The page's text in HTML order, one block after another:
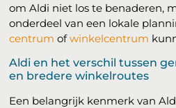
om Aldi niet los te benaderen,
onderdeel van een lokale
centrum ofwinkelcentrum
Aldi en het verschil tussen
en bredere winkelroutes
Een belangrijk kenmerk van